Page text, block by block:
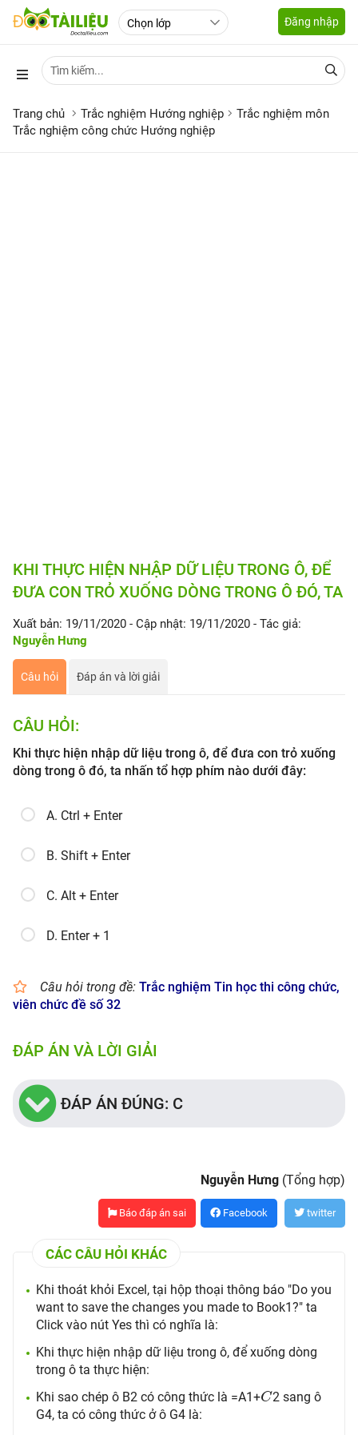
Đăng nhập
Trang chủ Trắc nghiệm Hướng nghiệp
Trắc nghiệm môn
Trắc nghiệm công chức Hướng nghiệp
KHI THỰC HIỆN NHẬP DỮ LIỆU TRONG Ô, ĐỂ
ĐƯA CON TRỎ XUỐNG DÒNG TRONG Ô ĐÓ, TA
Xuất bản: 19/11/2020 - Cập nhật: 19/11/2020 - Tác giả:
Nguyễn Hưng
Câu hỏi Đáp án và lời giải
CÂU HỎI:
Khi thực hiện nhập dữ liệu trong ô, để đưa con trỏ xuống
dòng trong ô đó, ta nhấn tổ hợp phím nào dưới đây:
A. Ctrl + Enter
B. Shift + Enter
C. Alt + Enter
D. Enter + 1
Câu hỏi trong đề: Trắc nghiệm Tin học thi công chức,
viên chức đề số 32
ĐÁP ÁN VÀ LỜI GIẢI
ĐÁP ÁN ĐÚNG: C
Nguyễn Hưng (Tổng hợp)
Báo đáp án sai Facebook twitter
CÁC CÂU HỎI KHÁC
Khi thoát khỏi Excel, tại hộp thoại thông báo "Do you
want to save the changes you made to Book1?" ta
Click vào nút Yes thì có nghĩa là:
Khi thực hiện nhập dữ liệu trong ô, để xuống dòng
trong ô ta thực hiện:
Khi sao chép ô B2 có công thức là =A1+C
C2 sang ô
G4, ta có công thức ở ô G4 là: